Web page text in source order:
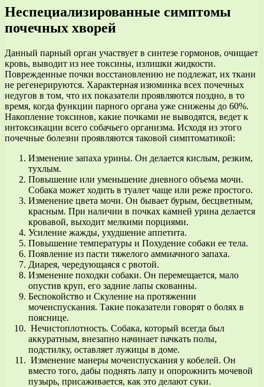
Неспециализированные симптомы
почечных хворей
Данный парный орган участвует в синтезе гормонов, очищает
кровь, выводит из нее токсины, излишки жидкости.
Поврежденные почки восстановлению не подлежат, их ткани
не регенерируются. Характерная изюминка всех почечных
недугов в том, что их показатели проявляются поздно, в то
время, когда функции парного органа уже снижены до 60%.
Накопление токсинов, какие почками не выводятся, ведет к
интоксикации всего собачьего организма. Исходя из этого
почечные болезни проявляются таковой симптоматикой:
Изменение запаха урины. Он делается кислым, резким,
тухлым.
Повышение или уменьшение дневного объема мочи.
Собака может ходить в туалет чаще или реже простого.
Изменение цвета мочи. Он бывает бурым, бесцветным,
красным. При наличии в почках камней урина делается
кровавой, выходит мелкими порциями.
Усиление жажды, ухудшение аппетита.
Повышение температуры и Похудение собаки ее тела.
Появление из пасти тяжелого аммиачного запаха.
Диарея, чередующаяся с рвотой.
Изменение походки собаки. Он перемещается, мало
опустив круп, его задние лапы скованны.
Беспокойство и Скуление на протяжении
мочеиспускания. Такие показатели говорят о болях в
пояснице.
Нечистоплотность. Собака, который всегда был
аккуратным, внезапно начинает пачкать полы,
подстилку, оставляет лужицы в доме.
Изменение манеры мочеиспускания у кобелей. Он
вместо того, дабы поднять лапу и опорожнить мочевой
пузырь, присаживается, как это делают суки.